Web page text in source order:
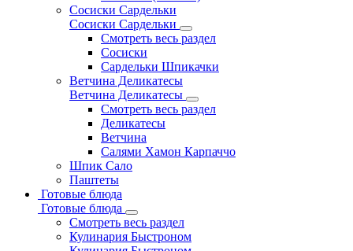
Сосиски Сардельки
Сосиски Сардельки
Смотреть весь раздел
Сосиски
Сардельки Шпикачки
Ветчина Деликатесы
Ветчина Деликатесы
Смотреть весь раздел
Деликатесы
Ветчина
Салями Хамон Карпаччо
Шпик Сало
Паштеты
Готовые блюда
Готовые блюда
Смотреть весь раздел
Кулинария Быстроном